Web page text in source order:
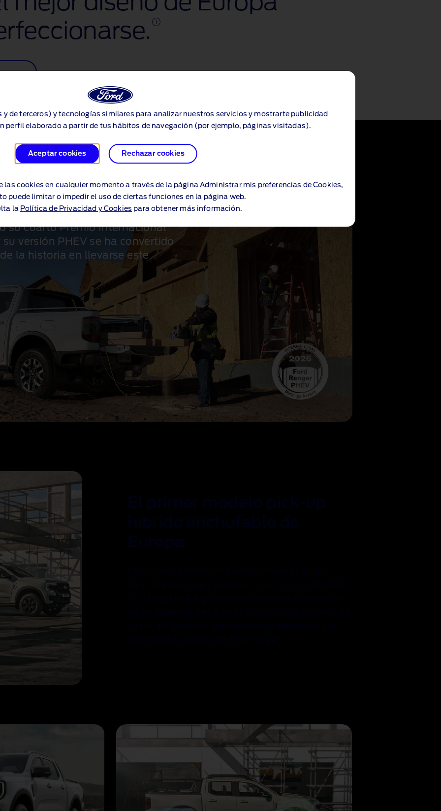
alza con el
vez
su cuarto Premio Internacional
versión PHEV se ha convertido
la historia en llevarse este
y de terceros) y tecnologías similares para analizar nuestros servicios y mostrarte publicidad
perfil elaborado a partir de tus hábitos de navegación (por ejemplo, páginas visitadas).
Aceptar cookies Rechazar cookies
las cookies en cualquier momento a través de la página Administrar mis preferencias de Cookies,
puede limitar o impedir el uso de ciertas funciones en la página web.
la Política de Privacidad y Cookies para obtener más información.